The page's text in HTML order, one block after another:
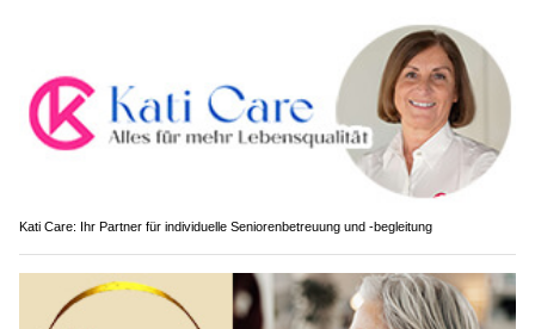
Kati Care: Ihr Partner für individuelle Seniorenbetreuung und -begleitung